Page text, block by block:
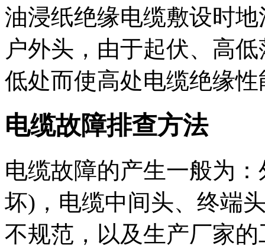
油浸纸绝缘电缆敷设时
户外头，由于起伏、高
低处而使高处电缆绝缘
电缆故障排查方法
电缆故障的产生一般为
坏)，电缆中间头、终端
不规范，以及生产厂家